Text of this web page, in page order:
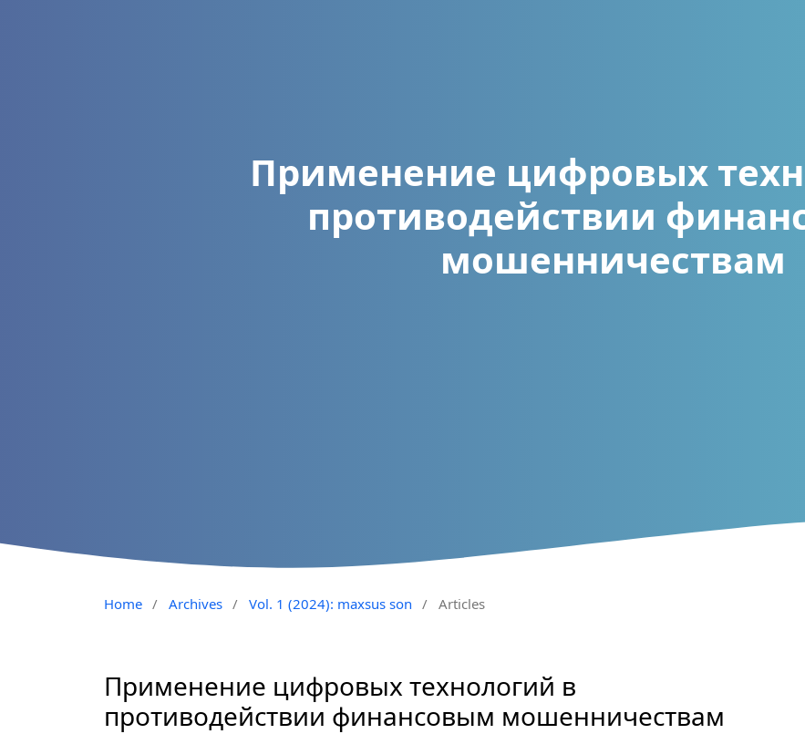
Применение цифровых
противодействии
мошенничествам
Home / Archives / Vol. 1 (2024): maxsus son / Articles
Применение цифровых технологий в
противодействии финансовым мошенничествам